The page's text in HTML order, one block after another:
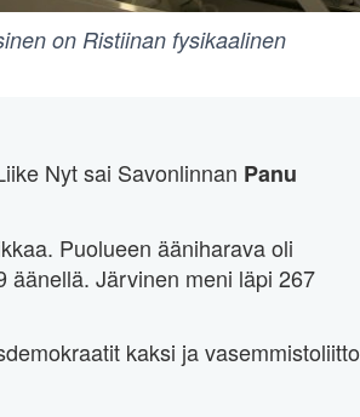
on Ristiinan fysikaalinen
Nyt sai Savonlinnan Panu
Puolueen ääniharava oli
äänellä. Järvinen meni läpi 267
kaksi ja vasemmistoliitto